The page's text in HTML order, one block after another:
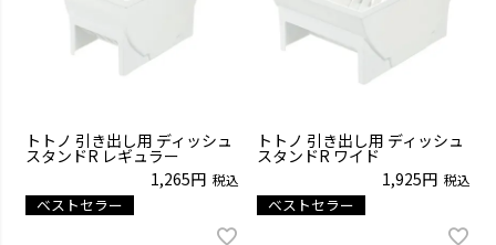
トトノ 引き出し用 ディッシュ
スタンドR レギュラー
1,265
税込
ベストセラー
トトノ 引き出し用 ディッシュ
スタンドR ワイド
1,925
税込
ベストセラー